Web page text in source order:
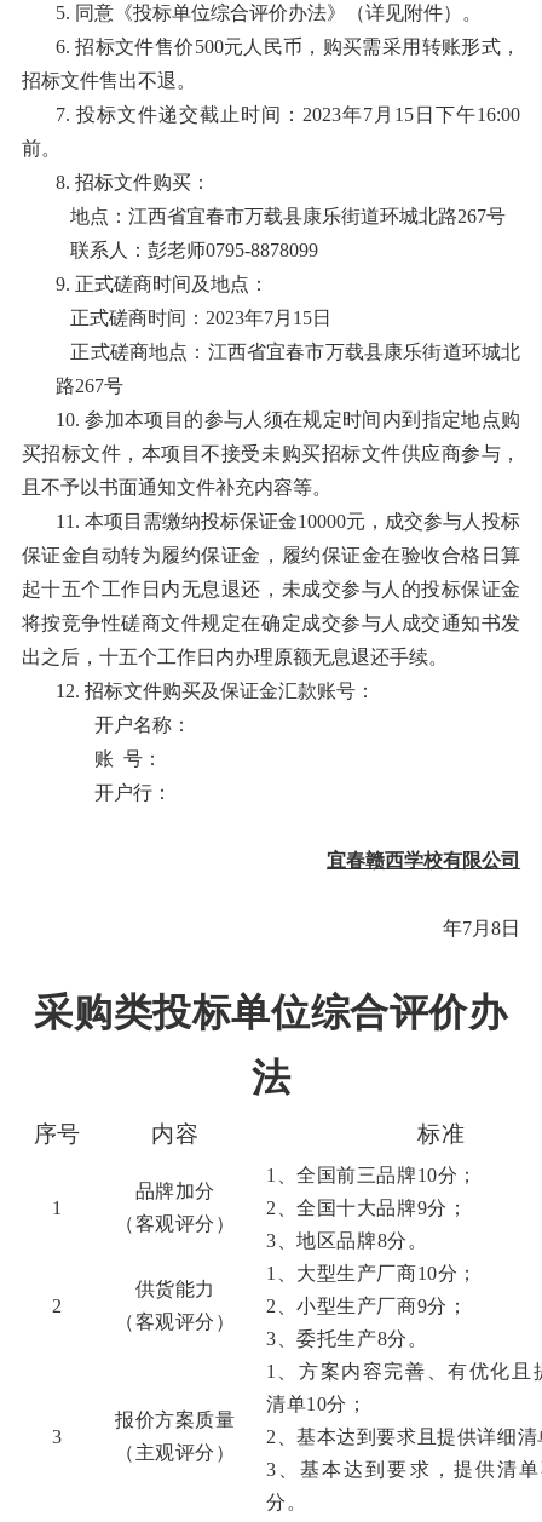
5. 同意《投标单位综合评价办法》（详见附件）。
6.招标文件售价500元人民币，购买需采用转账形式，
招标文件售出不退。
7. 投标文件递交截止时间： 2023年7月15日下午16:00
前。
8. 招标文件购买：
地点： 江西省宜春市万载县康乐街道环城北路267号
联系人： 彭老师0795-8878099
9. 正式磋商时间及地点：
正式磋商时间： 2023年7月15日
正式磋商地点： 江西省宜春市万载县康乐街道环城北
路267号
10.参加本项目的参与人须在规定时间内到指定地点购
买招标文件，本项目不接受未购买招标文件供应商参与，
且不予以书面通知文件补充内容等。
11. 本项目需缴纳投标保证金10000元，成交参与人投标
保证金自动转为履约保证金，履约保证金在验收合格日算
起十五个工作日内无息退还，未成交参与人的投标保证金
将按竞争性磋商文件规定在确定成交参与人成交通知书发
出之后，十五个工作日内办理原额无息退还手续。
12. 招标文件购买及保证金汇款账号：
开户名称：
账 号：
开户行：
宜春赣西学校有限公司
年7月8日
采购类投标单位综合评价办
法
序号 内容 标准
1
品牌加分
（客观评分）
1、全国前三品牌10分；
2、全国十大品牌9分；
3、地区品牌8分。
2
供货能力
（客观评分）
1、大型生产厂商10分；
2、小型生产厂商9分；
3、委托生产8分。
3
报价方案质量
（主观评分）
1、方案内容完善、有优化且
清单10分；
2、基本达到要求且提供详细
3、基本达到要求，提供清
分。